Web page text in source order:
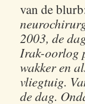
van de
2003, de
Irak-oorlog
wakker en
vliegtuig.
de dag.